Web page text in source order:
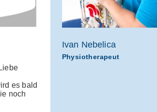
es bald
noch
Ivan Nebelica
Physiotherapeut